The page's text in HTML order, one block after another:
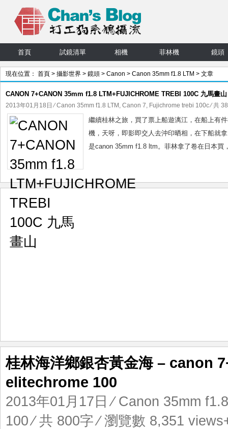
首頁 試鏡清單 相機 菲林機 鏡頭
現在位置： 首頁 > 攝影世界 > 鏡頭 > Canon > Canon 35mm f1.8 LTM > 文章
CANON 7+CANON 35mm f1.8 LTM+FUJICHROME TREBI 100C 九馬畫山
2013年01月18日 ⁄Canon 35mm f1.8 LTM , Canon 7, Fujichrome trebi 100c⁄ 共
繼續桂林之旅，買了票上船遊漓江，在船上有
機，天呀，即影即交人去沖印晒相，在下船就
是canon 35mm f1.8 ltm。菲林拿了卷在日本
桂林海洋鄉銀杏黃金海 – canon
elitechrome 100
2013年01月17日 ⁄ Canon 35mm
100⁄ 共 800字 ⁄ 瀏覽數 8,351